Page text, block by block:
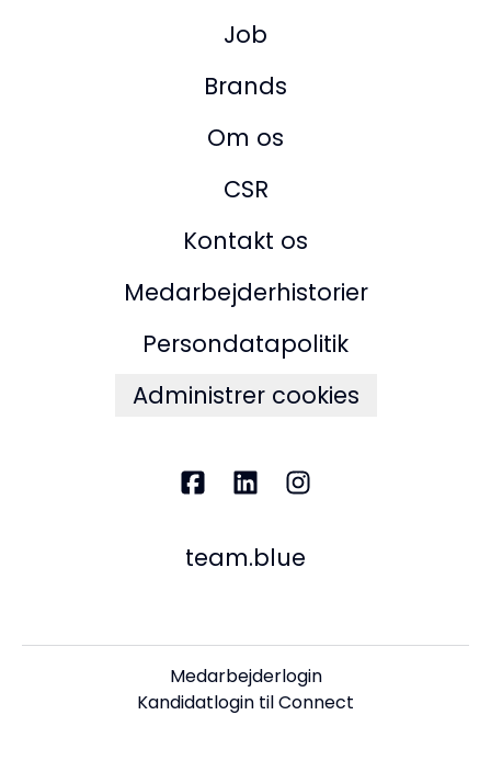
Job
Brands
Om os
CSR
Kontakt os
Medarbejderhistorier
Persondatapolitik
Administrer cookies
team.blue
Medarbejderlogin
Kandidatlogin til Connect